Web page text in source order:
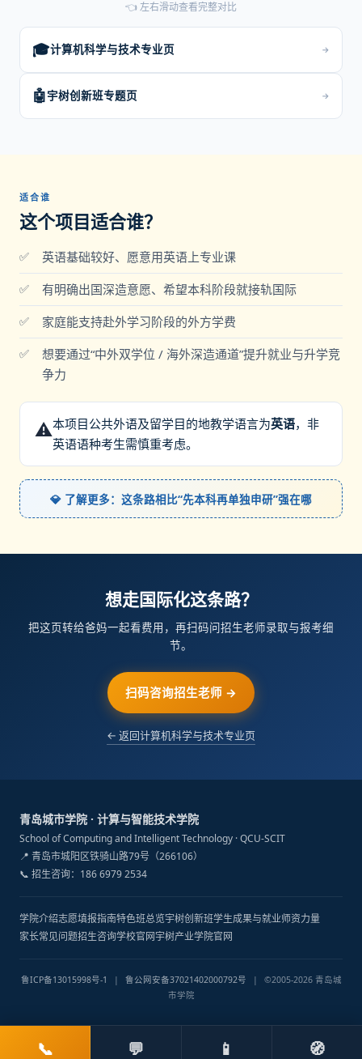
👈 左右滑动查看完整对比
🎓计算机科学与技术专业页 →
🤖宇树创新班专题页 →
适合谁
这个项目适合谁？
英语基础较好、愿意用英语上专业课
有明确出国深造意愿、希望本科阶段就接轨国际
家庭能支持赴外学习阶段的外方学费
想要通过“中外双学位 / 海外深造通道”提升就业与升学竞
争力
⚠️本项目公共外语及留学目的地教学语言为英语，非
英语语种考生需慎重考虑。
💎 了解更多：这条路相比“先本科再单独申研”强在哪
想走国际化这条路？
把这页转给爸妈一起看费用，再扫码问招生老师录取与报考细
节。
扫码咨询招生老师 →
← 返回计算机科学与技术专业页
青岛城市学院 · 计算与智能技术学院
School of Computing and Intelligent Technology · QCU-SCIT
📍 青岛市城阳区铁骑山路79号（266106）
📞 招生咨询：186 6979 2534
学院介绍志愿填报指南特色班总览宇树创新班学生成果与就业师资力量
家长常见问题招生咨询学校官网宇树产业学院官网
鲁ICP备13015998号-1 | 鲁公网安备37021402000792号 | ©2005-2026 青岛城
市学院
📞 💬 📱 🧭